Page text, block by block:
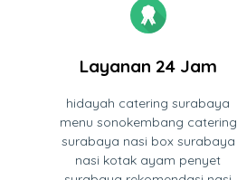
Layanan 24 Jam
hidayah catering surabaya
menu sonokembang catering
surabaya nasi box surabaya
nasi kotak ayam penyet